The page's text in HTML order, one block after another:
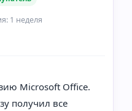
1 неделя
Microsoft Office.
получил все